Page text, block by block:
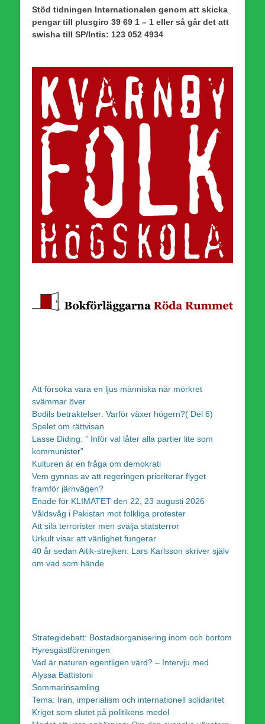
Stöd tidningen Internationalen genom att skicka
pengar till plusgiro 39 69 1 – 1 eller så går det att
swisha till SP/Intis: 123 052 4934
Att försöka vara en ljus människa när mörkret
svämmar över
Bodils betraktelser: Varför växer högern?( Del 6)
Spelet om rättvisan
Lasse Diding: ” Inför val låter alla partier lite som
kommunister”
Kulturen är en fråga om demokrati
Vem gynnas av att regeringen prioriterar flyget
framför järnvägen?
Enade för KLIMATET den 22, 23 augusti 2026
Våldsvåg i Pakistan mot folkliga protester
Att sila terrorister men svälja statsterror
Urkult visar att vänlighet fungerar
40 år sedan Aitik-strejken: Lars Karlsson skriver själv
om vad som hände
Strategidebatt: Bostadsorganisering inom och bortom
Hyresgästföreningen
Vad är naturen egentligen värd? – Intervju med
Alyssa Battistoni
Sommarinsamling
Tema: Iran, imperialism och internationell solidaritet
Kriget som slutet på politikens medel